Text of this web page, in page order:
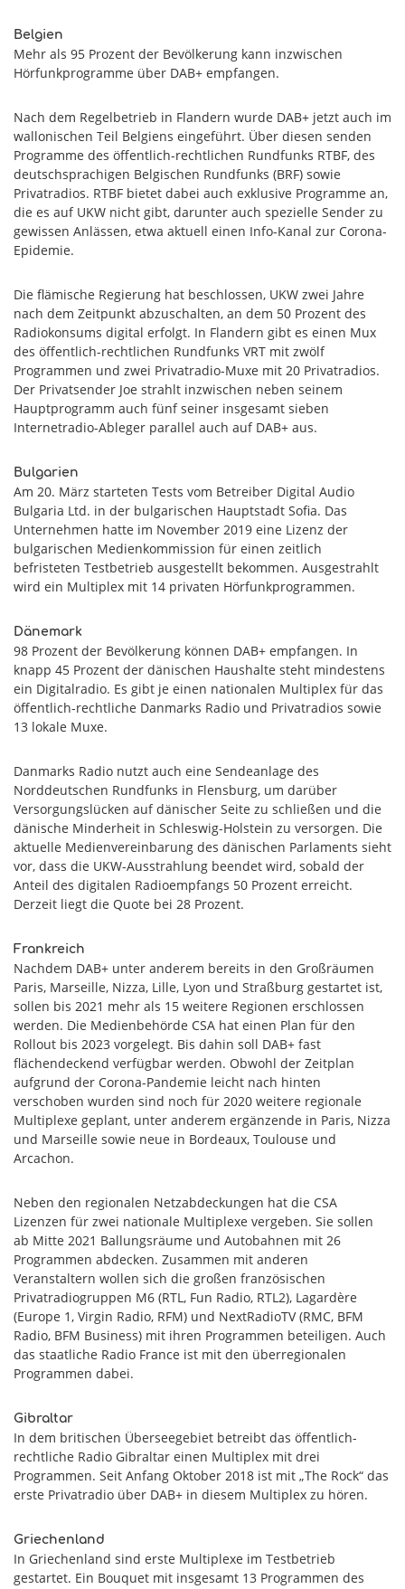
Belgien
Mehr als 95 Prozent der Bevölkerung kann inzwischen
Hörfunkprogramme über DAB+ empfangen.
Nach dem Regelbetrieb in Flandern wurde DAB+ jetzt auch im
wallonischen Teil Belgiens eingeführt. Über diesen senden
Programme des öffentlich-rechtlichen Rundfunks RTBF, des
deutschsprachigen Belgischen Rundfunks (BRF) sowie
Privatradios. RTBF bietet dabei auch exklusive Programme an,
die es auf UKW nicht gibt, darunter auch spezielle Sender zu
gewissen Anlässen, etwa aktuell einen Info-Kanal zur Corona-
Epidemie.
Die flämische Regierung hat beschlossen, UKW zwei Jahre
nach dem Zeitpunkt abzuschalten, an dem 50 Prozent des
Radiokonsums digital erfolgt. In Flandern gibt es einen Mux
des öffentlich-rechtlichen Rundfunks VRT mit zwölf
Programmen und zwei Privatradio-Muxe mit 20 Privatradios.
Der Privatsender Joe strahlt inzwischen neben seinem
Hauptprogramm auch fünf seiner insgesamt sieben
Internetradio-Ableger parallel auch auf DAB+ aus.
Bulgarien
Am 20. März starteten Tests vom Betreiber Digital Audio
Bulgaria Ltd. in der bulgarischen Hauptstadt Sofia. Das
Unternehmen hatte im November 2019 eine Lizenz der
bulgarischen Medienkommission für einen zeitlich
befristeten Testbetrieb ausgestellt bekommen. Ausgestrahlt
wird ein Multiplex mit 14 privaten Hörfunkprogrammen.
Dänemark
98 Prozent der Bevölkerung können DAB+ empfangen. In
knapp 45 Prozent der dänischen Haushalte steht mindestens
ein Digitalradio. Es gibt je einen nationalen Multiplex für das
öffentlich-rechtliche Danmarks Radio und Privatradios sowie
13 lokale Muxe.
Danmarks Radio nutzt auch eine Sendeanlage des
Norddeutschen Rundfunks in Flensburg, um darüber
Versorgungslücken auf dänischer Seite zu schließen und die
dänische Minderheit in Schleswig-Holstein zu versorgen. Die
aktuelle Medienvereinbarung des dänischen Parlaments sieht
vor, dass die UKW-Ausstrahlung beendet wird, sobald der
Anteil des digitalen Radioempfangs 50 Prozent erreicht.
Derzeit liegt die Quote bei 28 Prozent.
Frankreich
Nachdem DAB+ unter anderem bereits in den Großräumen
Paris, Marseille, Nizza, Lille, Lyon und Straßburg gestartet ist,
sollen bis 2021 mehr als 15 weitere Regionen erschlossen
werden. Die Medienbehörde CSA hat einen Plan für den
Rollout bis 2023 vorgelegt. Bis dahin soll DAB+ fast
flächendeckend verfügbar werden. Obwohl der Zeitplan
aufgrund der Corona-Pandemie leicht nach hinten
verschoben wurden sind noch für 2020 weitere regionale
Multiplexe geplant, unter anderem ergänzende in Paris, Nizza
und Marseille sowie neue in Bordeaux, Toulouse und
Arcachon.
Neben den regionalen Netzabdeckungen hat die CSA
Lizenzen für zwei nationale Multiplexe vergeben. Sie sollen
ab Mitte 2021 Ballungsräume und Autobahnen mit 26
Programmen abdecken. Zusammen mit anderen
Veranstaltern wollen sich die großen französischen
Privatradiogruppen M6 (RTL, Fun Radio, RTL2), Lagardère
(Europe 1, Virgin Radio, RFM) und NextRadioTV (RMC, BFM
Radio, BFM Business) mit ihren Programmen beteiligen. Auch
das staatliche Radio France ist mit den überregionalen
Programmen dabei.
Gibraltar
In dem britischen Überseegebiet betreibt das öffentlich-
rechtliche Radio Gibraltar einen Multiplex mit drei
Programmen. Seit Anfang Oktober 2018 ist mit „The Rock“ das
erste Privatradio über DAB+ in diesem Multiplex zu hören.
Griechenland
In Griechenland sind erste Multiplexe im Testbetrieb
gestartet. Ein Bouquet mit insgesamt 13 Programmen des